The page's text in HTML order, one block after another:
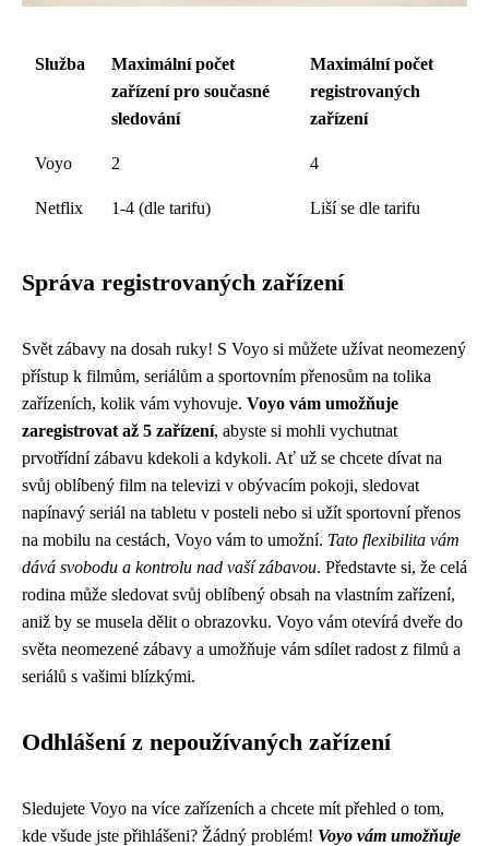
Služba
Maximální počet
zařízení pro současné
sledování
Maximální počet
registrovaných
zařízení
Voyo 2 4
Netflix 1-4 (dle tarifu) Liší se dle tarifu
Správa registrovaných zařízení
Svět zábavy na dosah ruky! S Voyo si můžete užívat neomezený
přístup k filmům, seriálům a sportovním přenosům na tolika
zařízeních, kolik vám vyhovuje. Voyo vám umožňuje
zaregistrovat až 5 zařízení, abyste si mohli vychutnat
prvotřídní zábavu kdekoli a kdykoli. Ať už se chcete dívat na
svůj oblíbený film na televizi v obývacím pokoji, sledovat
napínavý seriál na tabletu v posteli nebo si užít sportovní přenos
na mobilu na cestách, Voyo vám to umožní. Tato flexibilita vám
dává svobodu a kontrolu nad vaší zábavou. Představte si, že celá
rodina může sledovat svůj oblíbený obsah na vlastním zařízení,
aniž by se musela dělit o obrazovku. Voyo vám otevírá dveře do
světa neomezené zábavy a umožňuje vám sdílet radost z filmů a
seriálů s vašimi blízkými.
Odhlášení z nepoužívaných zařízení
Sledujete Voyo na více zařízeních a chcete mít přehled o tom,
kde všude jste přihlášeni? Žádný problém! Voyo vám umožňuje